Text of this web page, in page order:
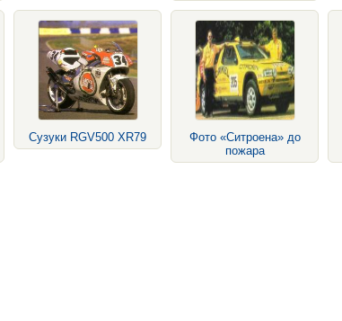
Сузуки RGV500 XR79
Фото «Ситроена» до
пожара